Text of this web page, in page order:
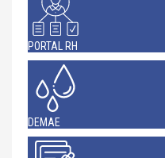
PORTAL RH
DEMAE